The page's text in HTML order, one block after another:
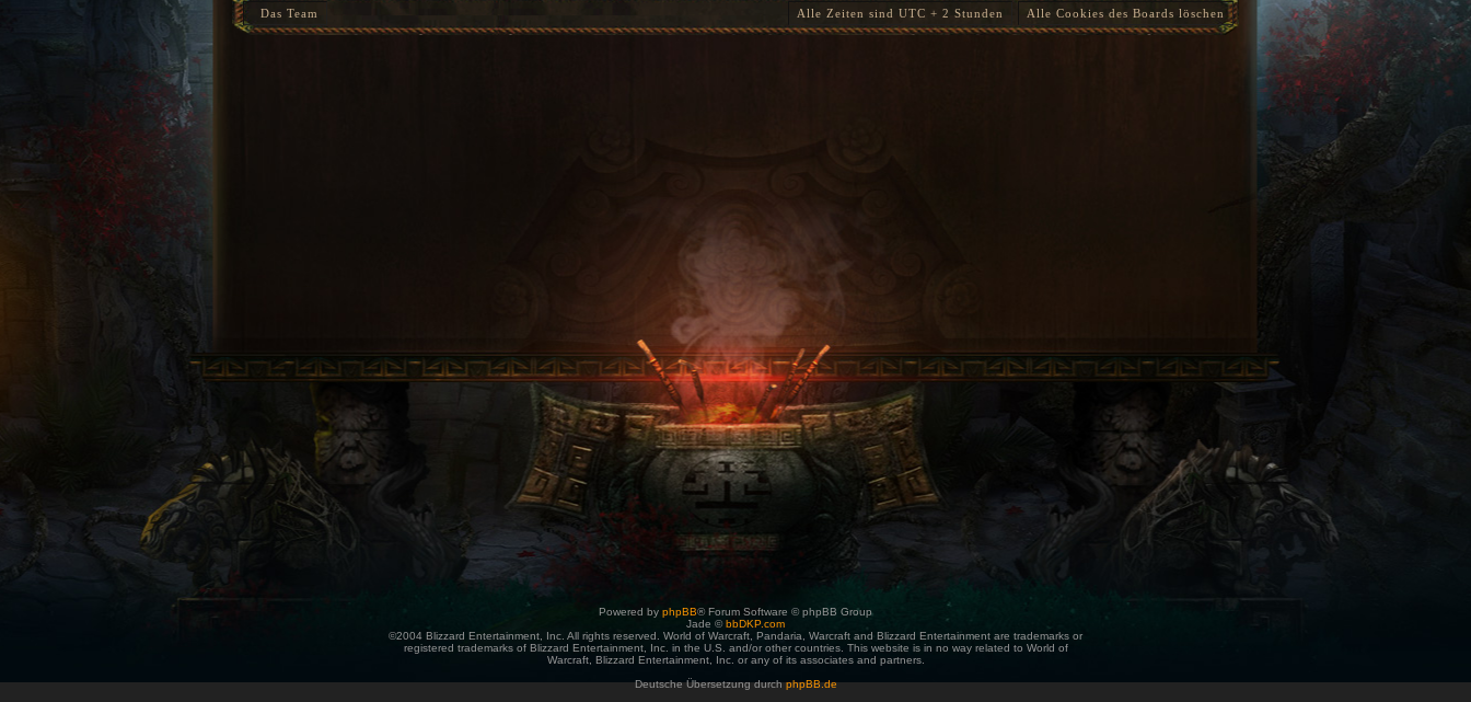
Das Team Alle Cookies des Boards löschen
Alle Zeiten sind UTC + 2 Stunden
Powered by phpBB® Forum Software © phpBB Group
Jade ©bbDKP.com
©2004 Blizzard Entertainment, Inc. All rights reserved. World of Warcraft, Pandaria, Warcraft and Blizzard Entertainment are trademarks or
registered trademarks of Blizzard Entertainment, Inc. in the U.S. and/or other countries. This website is in no way related to World of
Warcraft, Blizzard Entertainment, Inc. or any of its associates and partners.
Deutsche Übersetzung durchphpBB.de